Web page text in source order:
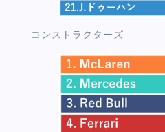
コンストラクターズ